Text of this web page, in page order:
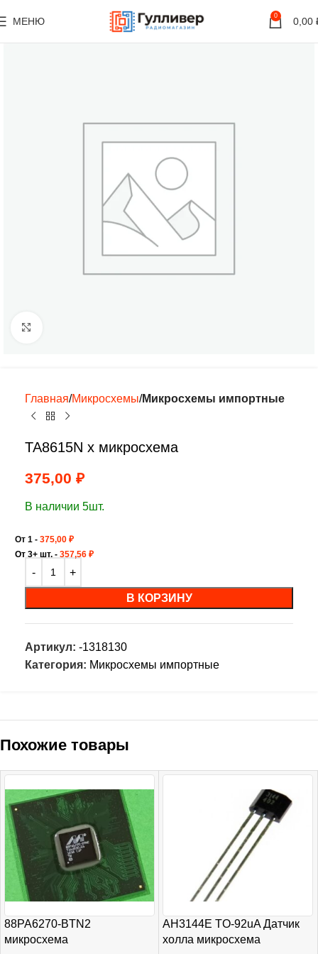
МЕНЮ 0 0,00
Главная Микросхемы Микросхемы импортные
TA8615N х микросхема
375,00 ₽
В наличии 5шт.
От 1 - 375,00 ₽
От 3+ шт. - 357,56 ₽
В КОРЗИНУ
Артикул: -1318130
Категория: Микросхемы импортные
Похожие товары
88PA6270-BTN2
микросхема
AH3144E TO-92uA Датчик
холла микросхема